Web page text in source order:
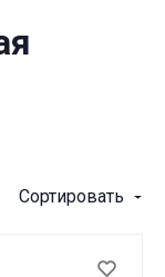
Сортировать